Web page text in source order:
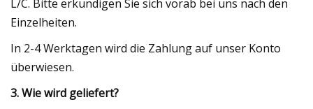
L/C. Bitte erkundigen Sie sich vorab bei uns nach den
Einzelheiten.
In 2-4 Werktagen wird die Zahlung auf unser Konto
überwiesen.
3. Wie wird geliefert?